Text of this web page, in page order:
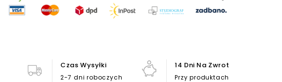
Czas Wysyłki
2-7 dni roboczych
14 Dni Na Zwrot
Przy produktach